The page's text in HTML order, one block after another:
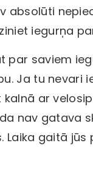
absolūti
iegurņa
saviem
Ja tu nevari
ar
nav gatava
Laika gaitā jūs